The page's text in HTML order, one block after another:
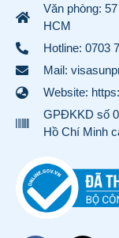
Văn phòng:
HCM
Hotline: 0703
Mail:
Website:
GPĐKKD số
Hồ Chí Minh